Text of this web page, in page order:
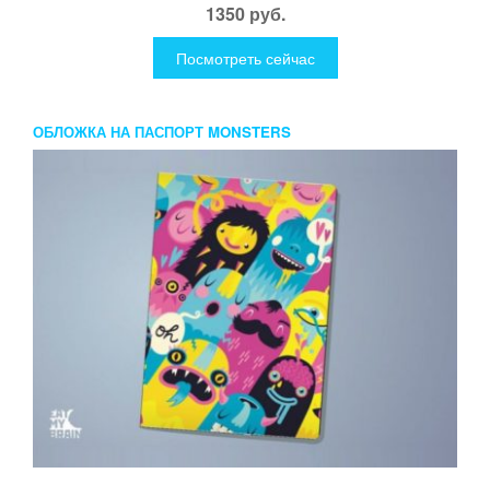
1350 руб.
Посмотреть сейчас
ОБЛОЖКА НА ПАСПОРТ MONSTERS